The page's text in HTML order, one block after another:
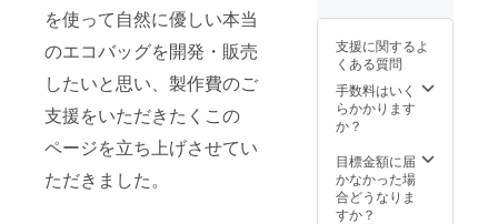
を使って自然に優しい本当
のエコバッグを開発・販売
したいと思い、製作費のご
支援をいただきたくこの
ページを立ち上げさせてい
ただきました。
望に沿
仕上げ
させて
いただ
きたい
と思い
※デザイ
ンや仕
様に
よって
支援に関するよ
くある質問
手数料はいく
らかかります
か？
目標金額に届
かなかった場
合どうなりま
すか？